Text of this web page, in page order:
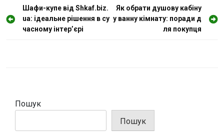
Н
а
Шафи-купе від Shkaf.biz.
ua: ідеальне рішення в су
часному інтер’єрі
Як обрати душову кабіну
у ванну кімнату: поради д
ля покупця
Пошук
Пошук